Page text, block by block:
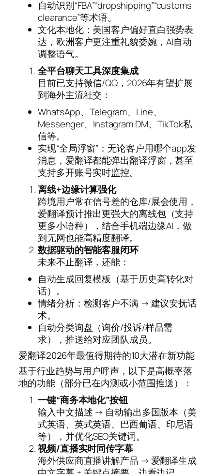
自动识别“FBA”“dropshipping”“customs
clearance”等术语。
文化本地化：美国客户偏好直白强势表
达，欧洲客户更注重礼貌委婉，AI自动
调整语气。
全平台聊天工具深度集成
目前已支持微信/QQ，2026年有望扩展
到海外主流社交：
WhatsApp、Telegram、Line、
Messenger、Instagram DM、TikTok私
信等。
实现“全局浮窗”：无论客户用哪个app发
消息，爱翻译都能弹出翻译浮窗，甚至
支持多开账号实时监控。
离线+边缘计算强化
跨境用户常在信号差的仓库/展会使用，
爱翻译预计推出更强大的离线包（支持
更多小语种），结合手机端边缘AI，做
到无网也能高精度翻译。
数据驱动的智能客服闭环
未来不止翻译，还能：
自动生成回复模板（基于历史高转化对
话）。
情绪分析：检测客户不满 → 建议安抚话
术。
自动分类询盘（询价/投诉/样品需
求），推送给对应团队成员。
爱翻译2026年最值得期待的10大潜在新功能
基于行业趋势与用户呼声，以下是高概率落
地的功能（部分已在内测或小范围推送）：
一键“商务本地化”按钮
输入中文描述 → 自动输出多国版本（美
式英语、英式英语、巴西葡语、印尼语
等），并优化SEO关键词。
视频/直播实时同传字幕
海外供应商直播讲解产品 → 爱翻译生成